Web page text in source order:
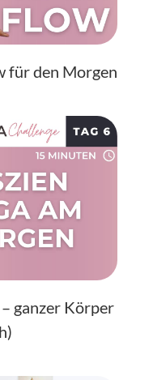
für den Morgen
ganzer Körper